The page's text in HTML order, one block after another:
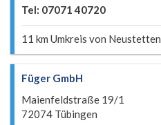
Tel: 07071 40720
11 km Umkreis von Neustetten
Füger GmbH
Maienfeldstraße 19/1
72074 Tübingen